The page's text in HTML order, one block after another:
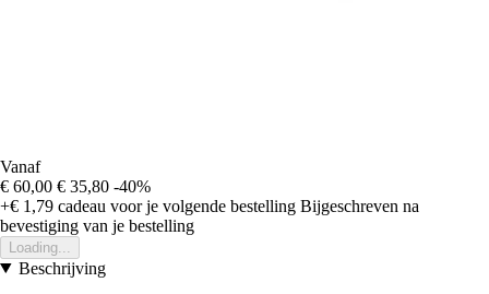
Vanaf
€ 60,00 € 35,80 -40%
+€ 1,79 cadeau voor je volgende bestelling Bijgeschreven na
bevestiging van je bestelling
Loading...
Beschrijving